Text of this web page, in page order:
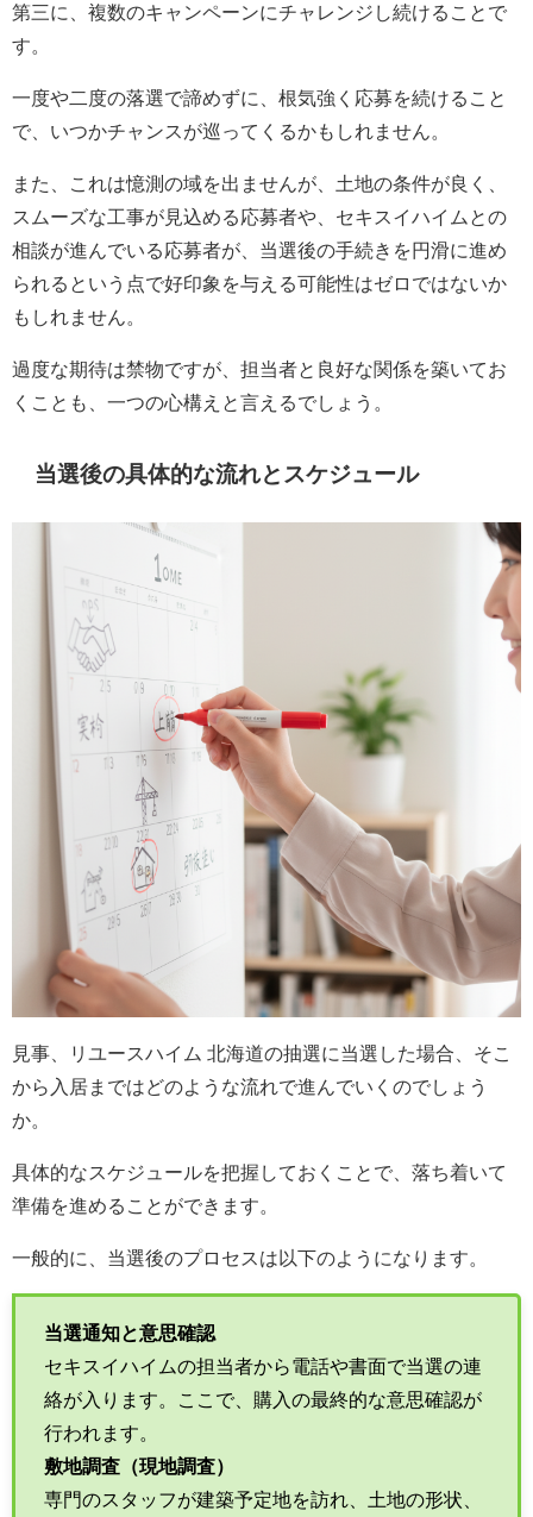
第三に、複数のキャンペーンにチャレンジし続けることで
す。
一度や二度の落選で諦めずに、根気強く応募を続けること
で、いつかチャンスが巡ってくるかもしれません。
また、これは憶測の域を出ませんが、土地の条件が良く、
スムーズな工事が見込める応募者や、セキスイハイムとの
相談が進んでいる応募者が、当選後の手続きを円滑に進め
られるという点で好印象を与える可能性はゼロではないか
もしれません。
過度な期待は禁物ですが、担当者と良好な関係を築いてお
くことも、一つの心構えと言えるでしょう。
当選後の具体的な流れとスケジュール
見事、リユースハイム 北海道の抽選に当選した場合、そこ
から入居まではどのような流れで進んでいくのでしょう
か。
具体的なスケジュールを把握しておくことで、落ち着いて
準備を進めることができます。
一般的に、当選後のプロセスは以下のようになります。
当選通知と意思確認
セキスイハイムの担当者から電話や書面で当選の連
絡が入ります。ここで、購入の最終的な意思確認が
行われます。
敷地調査（現地調査）
専門のスタッフが建築予定地を訪れ、土地の形状、